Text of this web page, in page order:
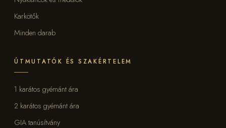
Karkötők
Minden darab
ÚTMUTATÓK ÉS SZAKÉRTELEM
1 karátos gyémánt ára
2 karátos gyémánt ára
GIA tanúsítvány